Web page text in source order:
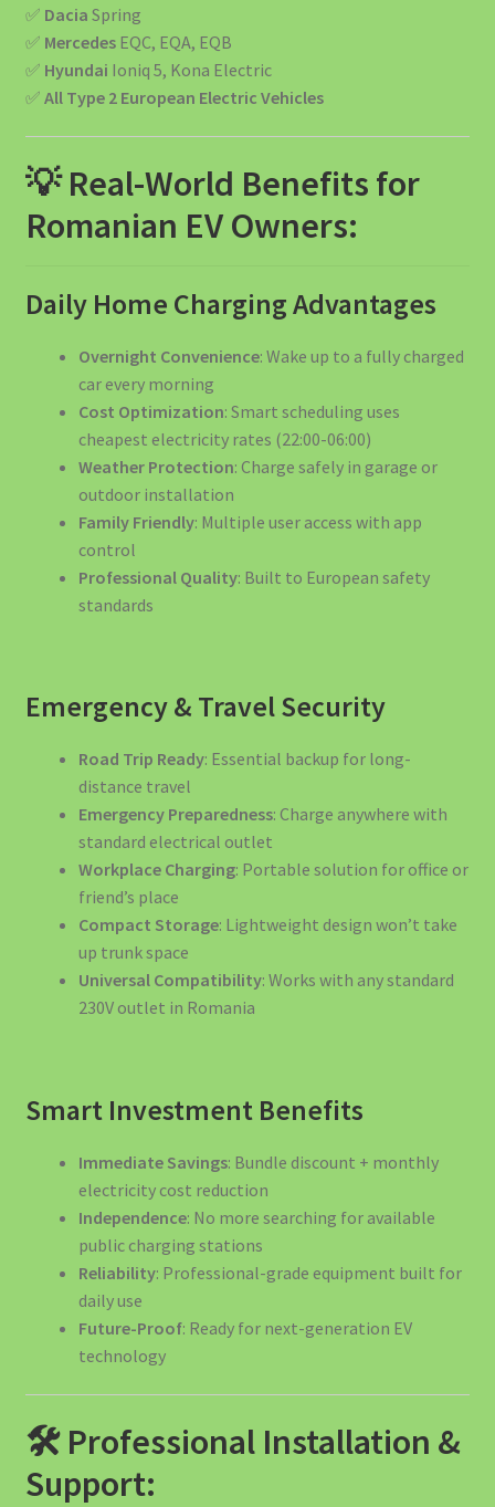
✅ Dacia Spring
✅ MercedesEQC, EQA, EQB
✅ Hyundai Ioniq 5, Kona Electric
✅ All Type 2 European Electric Vehicles
💡 Real-World Benefits for
Romanian EV Owners:
Daily Home Charging Advantages
Overnight Convenience: Wake up to a fully charged
car every morning
Cost Optimization: Smart scheduling uses
cheapest electricity rates (22:00-06:00)
Weather Protection: Charge safely in garage or
outdoor installation
Family Friendly: Multiple user access with app
control
Professional Quality: Built to European safety
standards
Emergency & Travel Security
Road Trip Ready: Essential backup for long-
distance travel
Emergency Preparedness: Charge anywhere with
standard electrical outlet
Workplace Charging: Portable solution for office or
friend’s place
Compact Storage: Lightweight design won’t take
up trunk space
Universal Compatibility: Works with any standard
230V outlet in Romania
Smart Investment Benefits
Immediate Savings: Bundle discount + monthly
electricity cost reduction
Independence: No more searching for available
public charging stations
Reliability: Professional-grade equipment built for
daily use
Future-Proof: Ready for next-generation EV
technology
🛠️ Professional Installation &
Support: